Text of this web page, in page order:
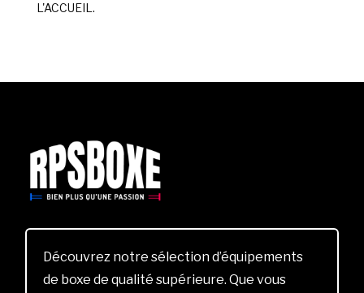
L'ACCUEIL.
Découvrez notre sélection d’équipements
de boxe de qualité supérieure. Que vous